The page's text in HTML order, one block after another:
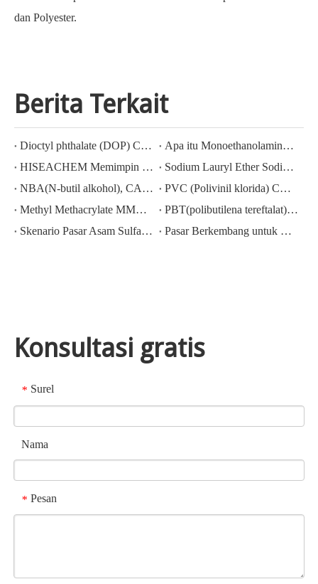
dan Polyester.
Berita Terkait
Dioctyl phthalate (DOP) CAS NO.:117-81-7
Apa itu Monoethanolamine (MEA)?
HISEACHEM Memimpin Jalan: Kesuksesan Terbaru dalam Mengekspor Asam Asetat, Asam Oksalat, Asam Sulfat, Asam Nitrat, Soda Caustic, Alkali Cair, dan Sodium Metabisulfite dari Tiongkok
Sodium Lauryl Ether Sodium Lauryl Ether Sulphate(sles70%/aes 70%) CAS NO.: 68585-34-2sles70%/aes 70%) CAS NO.: 68585-34-2
NBA(N-butil alkohol), CAS NO.:71-36-3, Pengetahuan industri
PVC (Polivinil klorida) CAS NO.:9002-86-2
Methyl Methacrylate MMA CAS 80-62-6 Harga Turun Berat
PBT(polibutilena tereftalat) CAS NO.26062-94-2
Skenario Pasar Asam Sulfat Terkini di Cina: Peninjauan Setahun
Pasar Berkembang untuk Ekspor Kalium Hidroksida, Natrium Hidroksida, dan Hidrogen Peroksida dari Tiongkok: Tinjauan Tahun Lalu
Konsultasi gratis
* Surel
Nama
* Pesan